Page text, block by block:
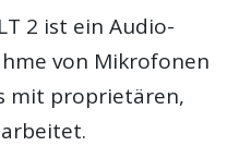
2 ist ein Audio-
von Mikrofonen
mit proprietären,